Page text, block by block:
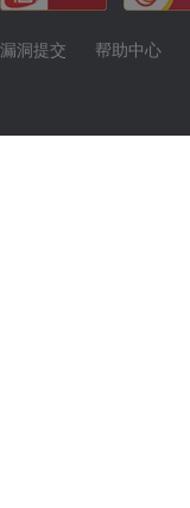
漏洞提交 帮助中心